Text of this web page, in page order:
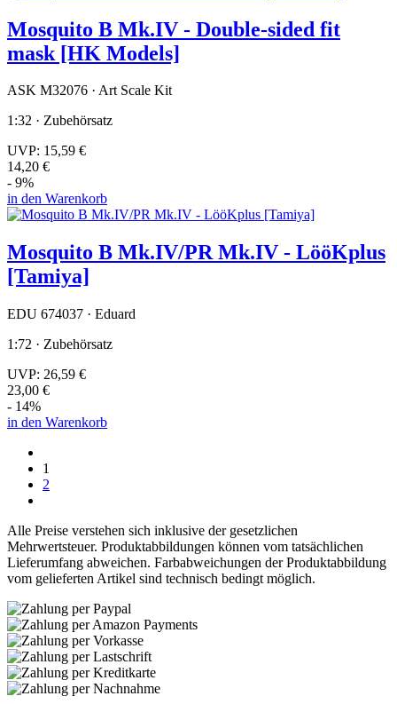
Mosquito B Mk.IV - Double-sided fit
mask [HK Models]
ASK M32076 · Art Scale Kit
1:32 · Zubehörsatz
UVP: 15,59 €
14,20 €
- 9%
in den Warenkorb
Mosquito B Mk.IV/PR Mk.IV - LööKplus
[Tamiya]
EDU 674037 · Eduard
1:72 · Zubehörsatz
UVP: 26,59 €
23,00 €
- 14%
in den Warenkorb
1
2
Alle Preise verstehen sich inklusive der gesetzlichen
Mehrwertsteuer. Produktabbildungen können vom tatsächlichen
Lieferumfang abweichen. Farbabweichungen der Produktabbildung
vom gelieferten Artikel sind technisch bedingt möglich.